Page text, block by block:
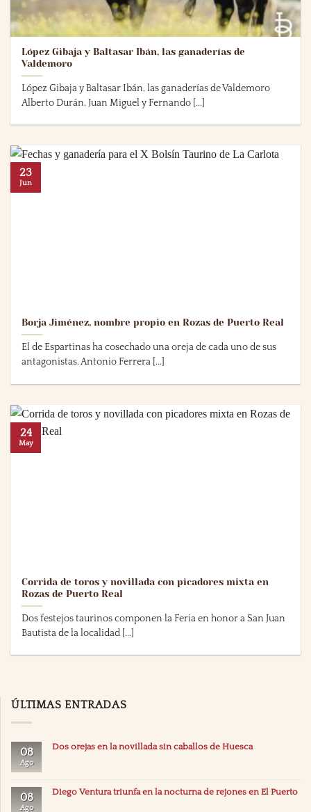
López Gibaja y Baltasar Ibán, las ganaderías de
Valdemoro
López Gibaja y Baltasar Ibán, las ganaderías de Valdemoro
Alberto Durán, Juan Miguel y Fernando [...]
Borja Jiménez, nombre propio en Rozas de Puerto Real
El de Espartinas ha cosechado una oreja de cada uno de sus
antagonistas. Antonio Ferrera [...]
23
Jun
Corrida de toros y novillada con picadores mixta en
Rozas de Puerto Real
Dos festejos taurinos componen la Feria en honor a San Juan
Bautista de la localidad [...]
24
May
ÚLTIMAS ENTRADAS
08
Ago
Dos orejas en la novillada sin caballos de Huesca
08
Ago
Diego Ventura triunfa en la nocturna de rejones en El Puerto